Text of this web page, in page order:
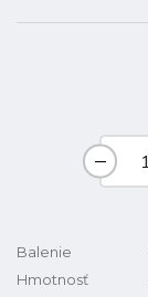
Balenie
Hmotnosť